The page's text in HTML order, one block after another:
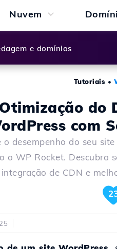
Nuvem
e domínios
Tutoriais •
Otimização do
com
o desempenho do seu
o WP Rocket. Descubra
integração de CDN e